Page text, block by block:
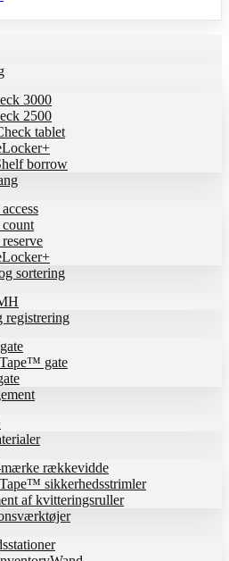
3000
2500
tablet
borrow
sortering
registrering
gate
rækkevidde
sikkerhedsstrimler
af kvitteringsruller